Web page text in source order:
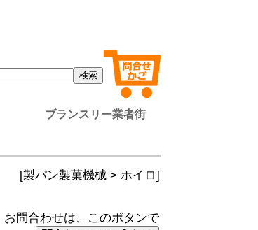
ブランスリー業者街
[製パン製菓機械 > ホイロ]
お問合わせは、このボタンで